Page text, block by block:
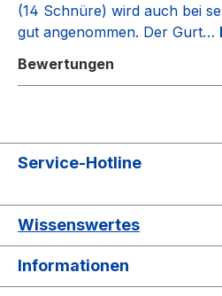
(14 Schnüre) wird auch bei
gut angenommen. Der Gurt…
Bewertungen
Service-Hotline
Wissenswertes
Informationen